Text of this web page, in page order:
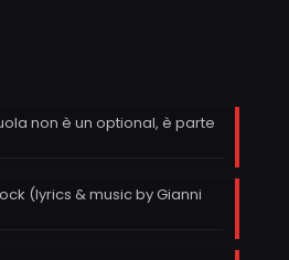
non è un optional, è parte
(lyrics & music by Gianni